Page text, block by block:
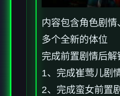
内容包含角色剧情
多个全新的体位
完成前置剧情后解
1、完成崔莺儿剧
2、完成蛮女前置